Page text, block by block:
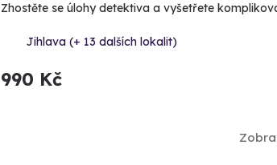
Zhostěte se úlohy detektiva a vyšetřete
Jihlava (+ 13 dalších lokalit)
990 Kč